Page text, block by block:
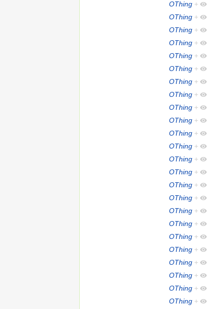
OThing +
OThing +
OThing +
OThing +
OThing +
OThing +
OThing +
OThing +
OThing +
OThing +
OThing +
OThing +
OThing +
OThing +
OThing +
OThing +
OThing +
OThing +
OThing +
OThing +
OThing +
OThing +
OThing +
OThing +